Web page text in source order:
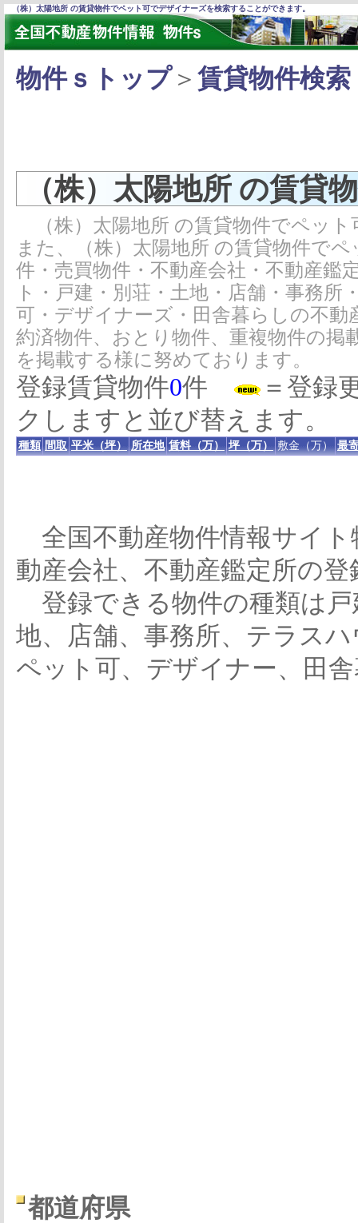
（株）太陽地所 の賃貸物件でペット可でデザイナーズを検索することができます。
物件ｓトップ＞ 賃貸物件検索
（株）太陽地所 の賃貸
（株）太陽地所 の賃貸物件でペッ
また、（株）太陽地所 の賃貸物件で
件・売買物件・不動産会社・不動産鑑
ト・戸建・別荘・土地・店舗・事務
可・デザイナーズ・田舎暮らしの不
約済物件、おとり物件、重複物件の
を掲載する様に努めております。
登録賃貸物件0件
＝登録
クしますと並び替えます。
種類 間取 平米（坪） 所在地 賃料（万） 坪（万） 敷金（万） 最
全国不動産物件情報サイト
動産会社、不動産鑑定所の
登録できる物件の種類は
地、店舗、事務所、テラス
ペット可、デザイナー、田
都道府県